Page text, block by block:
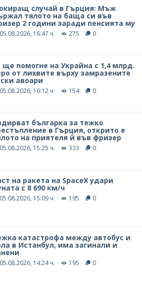
случай в Гърция: Мъж
тялото на баща си във
2 години заради пенсията му
05.08.2026, 16:47 ч. 275 0
ще помогне на Украйна с 1,4 млрд.
от лихвите върху замразените
авоари
05.08.2026, 16:12 ч. 154 0
българка за тежко
в Гърция, открито е
на приятеля й във фризер
05.08.2026, 15:25 ч. 333 0
на ракета на SpaceX удари
с 8 690 км/ч
05.08.2026, 15:09 ч. 195 0
катастрофа между автобус и
в Истанбул, има загинали и
05.08.2026, 14:24 ч. 195 0